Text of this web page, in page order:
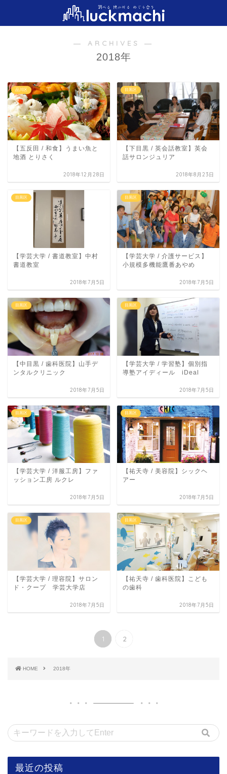
― ARCHIVES ―
2018年
品川区
【五反田 / 和食】うまい魚と
地酒 とりさく
2018年12月28日
目黒区
【下目黒 / 英会話教室】英会
話サロンジュリア
2018年8月23日
目黒区
【学芸大学 / 書道教室】中村
書道教室
2018年7月5日
目黒区
【学芸大学 / 介護サービス】
小規模多機能鷹番あやめ
2018年7月5日
目黒区
【中目黒 / 歯科医院】山手デ
ンタルクリニック
2018年7月5日
目黒区
【学芸大学 / 学習塾】個別指
導塾アイディール iDeal
2018年7月5日
目黒区
【学芸大学 / 洋服工房】ファ
ッション工房 ルクレ
2018年7月5日
目黒区
【祐天寺 / 美容院】シックヘ
アー
2018年7月5日
目黒区
【学芸大学 / 理容院】サロン
ド・クープ 学芸大学店
2018年7月5日
目黒区
【祐天寺 / 歯科医院】こども
の歯科
2018年7月5日
1 2
HOME 2018年
最近の投稿